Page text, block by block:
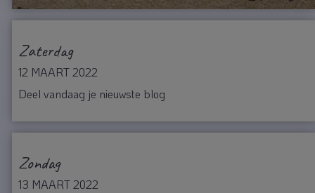
Zaterdag
12 MAART 2022
Deel vandaag je nieuwste blog
Zondag
13 MAART 2022